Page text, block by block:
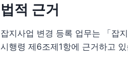
법적 근거
잡지사업 변경 등록 업무는 「잡
시행령 제6조제1항에 근거하고